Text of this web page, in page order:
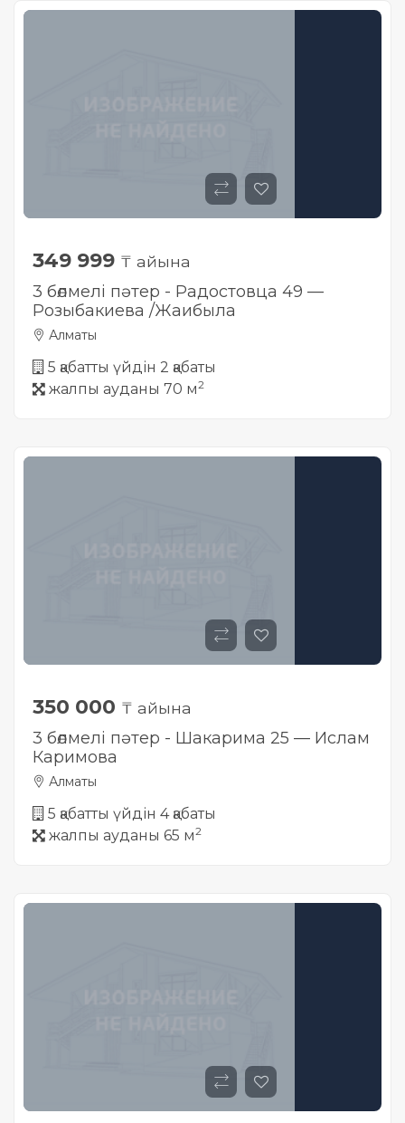
349 999 ₸ айына
3 бөлмелі пәтер - Радостовца 49 —
Розыбакиева /Жаибыла
Алматы
5 қабатты үйдін 2 қабаты
жалпы ауданы 70 м2
350 000 ₸ айына
3 бөлмелі пәтер - Шакарима 25 — Ислам
Каримова
Алматы
5 қабатты үйдін 4 қабаты
жалпы ауданы 65 м2